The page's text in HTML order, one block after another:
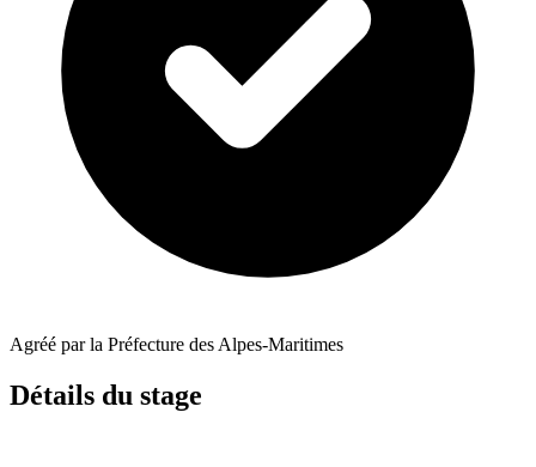
Agréé par la Préfecture des Alpes-Maritimes
Détails du stage